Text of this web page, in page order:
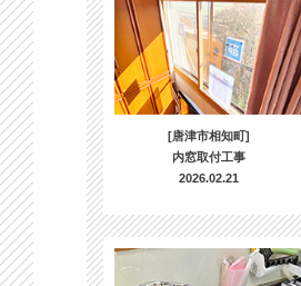
[唐津市相知町]
内窓取付工事
2026.02.21